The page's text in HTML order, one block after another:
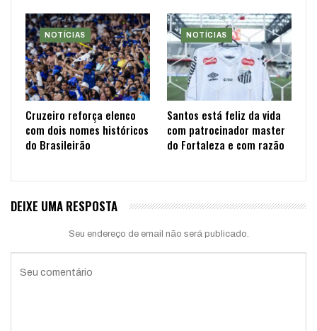
NOTÍCIAS
Cruzeiro reforça elenco
com dois nomes históricos
do Brasileirão
NOTÍCIAS
Santos está feliz da vida
com patrocinador master
do Fortaleza e com razão
DEIXE UMA RESPOSTA
Seu endereço de email não será publicado.